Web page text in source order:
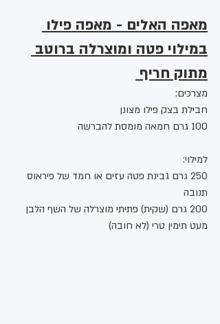
מאפה האלים - מאפה פילו
במילוי פטה ומוצרלה ברוטב
מתוק חריף
מצרכים:
חבילת בצק פילו מצונן
100 גרם חמאה מומסת להברשה
למילוי:
250 גרם גבינת פטה עזים או חמד של פיראוס
תנובה
200 גרם (שקית) פתיתי מוצרלה של השף הלבן
מעט תימין טרי (לא חובה)